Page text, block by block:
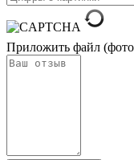
Приложить файл